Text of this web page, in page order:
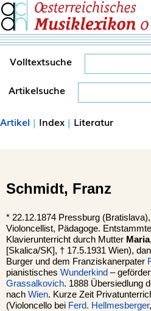
Volltextsuche
Artikelsuche
Artikel | Index | Literatur
Schmidt, Franz
* 22.12.1874 Pressburg
Violoncellist, Pädagoge.
Klavierunterricht durch Mutter Maria
[Skalica/SK], † 17.5.1931 Wien),
Burger und dem Franziskanerpater
pianistisches Wunderkind –
Grassalkovich. 1888 Übersiedlung
nach Wien. Kurze Zeit
(Violoncello bei Ferd. Hellmesberger